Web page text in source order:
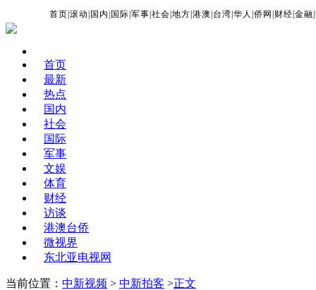
首页 |滚动 国内 国际 |军事 |社会 |地方 |港澳 台湾 |华人 |侨网 财经 |金融 |
首页
最新
热点
国内
社会
国际
军事
文娱
体育
财经
访谈
港澳台侨
微视界
东北亚电视网
当前位置： 中新视频 > 中新拍客 >正文